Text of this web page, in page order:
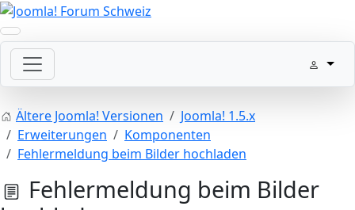
Ältere Joomla! Versionen
Joomla! 1.5.x
Erweiterungen
Komponenten
Fehlermeldung beim Bilder hochladen
Fehlermeldung beim Bilder